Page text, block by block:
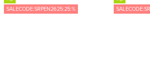
SALECODE:SRPEN2625:25:%